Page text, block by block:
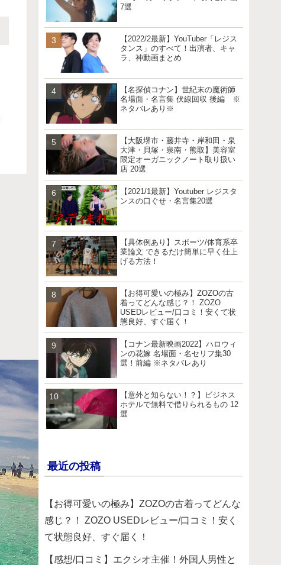
7選
【2022/2最新】YouTuber「レジス
タンス」のすべて！出演者、キャ
ラ、神動画まとめ
【名探偵コナン】世紀末の魔術師
名場面・名言集 伏線回収 後編 ※
ネタバレあり※
【大阪堺市・藤井寺・岸和田・泉
大津・貝塚・泉南・熊取】美容室
限定オーガニックノート取り扱い
店 20選
【2021/1最新】Youtuber レジスタ
ンスの口ぐせ・名言集20選
【具体例あり】スポーツ/体育系卒
業論文 できるだけ簡単に早く仕上
げる方法！
【お得可愛いの極み】ZOZOの古
着ってどんな感じ？！ ZOZO
USEDレビュー/口コミ！安くて状
態良好、すぐ届く！
【コナン最新映画2022】ハロウィ
ンの花嫁 名場面・名セリフ集30
選！前編 ※ネタバレあり
【意外と知らない！？】ビジネス
ホテルで無料で借りられるもの 12
選
最近の投稿
【お得可愛いの極み】ZOZOの古着ってどんな
感じ？！ ZOZO USEDレビュー/口コミ！安く
て状態良好、すぐ届く！
【感想/口コミ】エクシオ主催！外国人男性と